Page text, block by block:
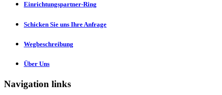
Einrichtungspartner-Ring
Schicken Sie uns Ihre Anfrage
Wegbeschreibung
Über Uns
Navigation links